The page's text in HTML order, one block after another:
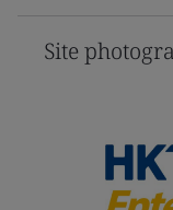
Site